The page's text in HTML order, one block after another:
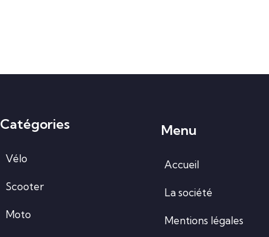
Catégories
Vélo
Scooter
Moto
Menu
Accueil
La société
Mentions légales